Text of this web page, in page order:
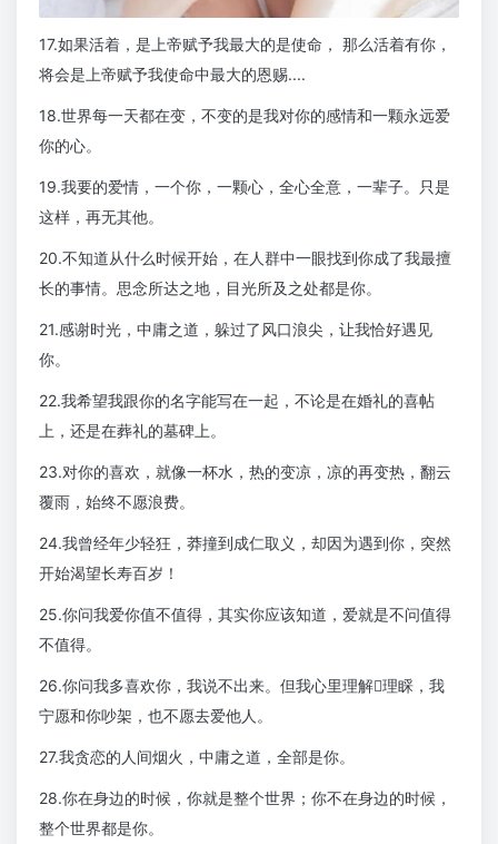
17.如果活着，是上帝赋予我最大的是使命， 那么活着有你，
将会是上帝赋予我使命中最大的恩赐....
18.世界每一天都在变，不变的是我对你的感情和一颗永远爱
你的心。
19.我要的爱情，一个你，一颗心，全心全意，一辈子。只是
这样，再无其他。
20.不知道从什么时候开始，在人群中一眼找到你成了我最擅
长的事情。思念所达之地，目光所及之处都是你。
21.感谢时光，中庸之道，躲过了风口浪尖，让我恰好遇见
你。
22.我希望我跟你的名字能写在一起，不论是在婚礼的喜帖
上，还是在葬礼的墓碑上。
23.对你的喜欢，就像一杯水，热的变凉，凉的再变热，翻云
覆雨，始终不愿浪费。
24.我曾经年少轻狂，莽撞到成仁取义，却因为遇到你，突然
开始渴望长寿百岁！
25.你问我爱你值不值得，其实你应该知道，爱就是不问值得
不值得。
26.你问我多喜欢你，我说不出来。但我心里理解理睬，我
宁愿和你吵架，也不愿去爱他人。
27.我贪恋的人间烟火，中庸之道，全部是你。
28.你在身边的时候，你就是整个世界；你不在身边的时候，
整个世界都是你。